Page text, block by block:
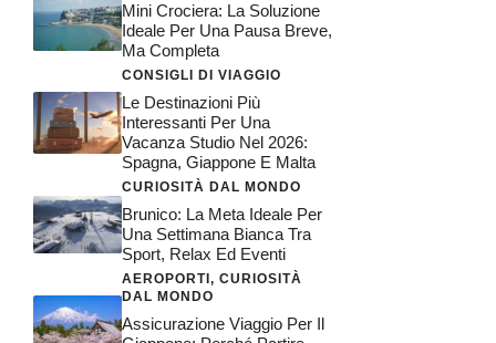
Mini Crociera: La Soluzione
Ideale Per Una Pausa Breve,
Ma Completa
CONSIGLI DI VIAGGIO
Le Destinazioni Più
Interessanti Per Una
Vacanza Studio Nel 2026:
Spagna, Giappone E Malta
CURIOSITÀ DAL MONDO
Brunico: La Meta Ideale Per
Una Settimana Bianca Tra
Sport, Relax Ed Eventi
AEROPORTI , CURIOSITÀ
DAL MONDO
Assicurazione Viaggio Per Il